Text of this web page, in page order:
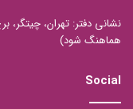
نشانی دفتر: تهران،
هماهنگ شود)
Social